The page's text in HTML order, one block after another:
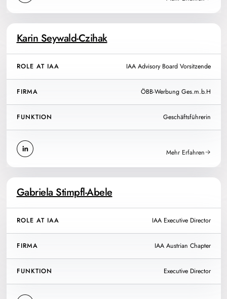
Karin Seywald-Czihak
ROLE AT IAA IAA Advisory Board Vorsitzende
FIRMA ÖBB-Werbung Ges.m.b.H
FUNKTION Geschäftsführerin
Mehr Erfahren
Gabriela Stimpfl-Abele
ROLE AT IAA IAA Executive Director
FIRMA IAA Austrian Chapter
FUNKTION Executive Director